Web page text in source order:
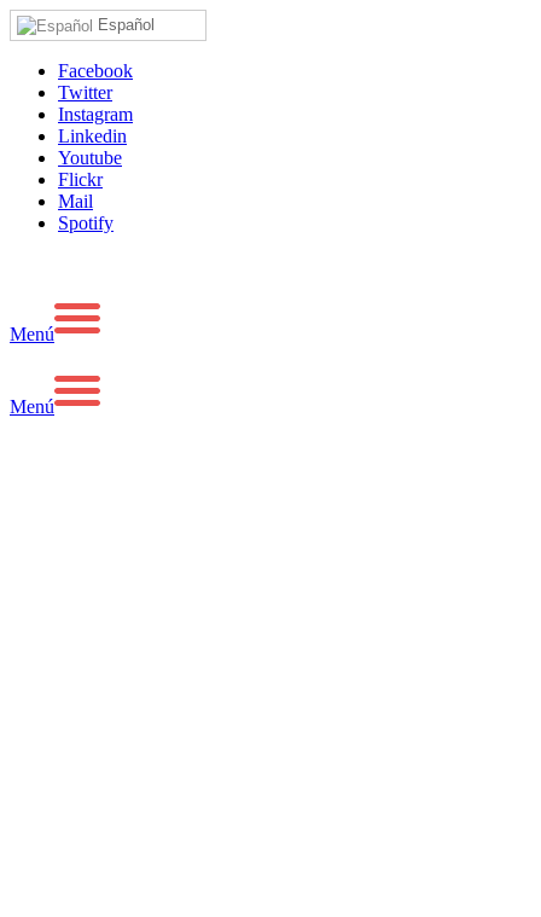
Español
Facebook
Twitter
Instagram
Linkedin
Youtube
Flickr
Mail
Spotify
Menú
Menú